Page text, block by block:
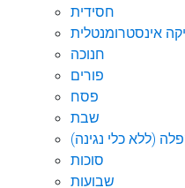
חסידית
אינסטרומנטלית
חנוכה
פורים
פסח
שבת
(ללא כלי נגינה)
סוכות
שבועות